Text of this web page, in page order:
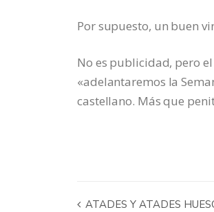
Por supuesto, un buen
No es publicidad, pero
«adelantaremos la
castellano. Más que
ATADES Y ATADES